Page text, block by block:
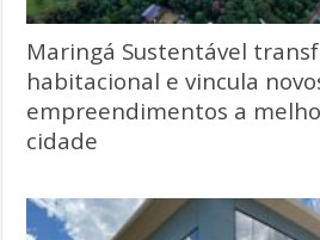
Maringá Sustentável
habitacional e vincula
empreendimentos a
cidade